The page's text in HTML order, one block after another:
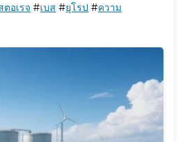
อเรจ #เบส #ยุโรป #ความ